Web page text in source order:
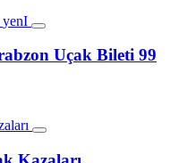
Uçak Bileti 99